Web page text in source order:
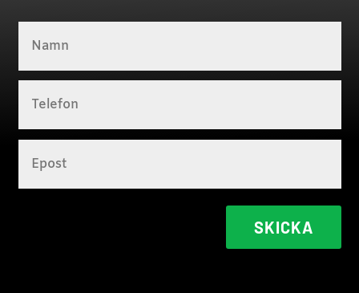
SKICKA